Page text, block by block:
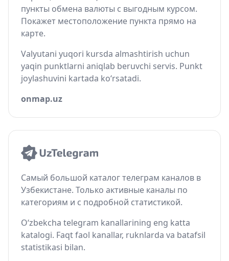
пункты обмена валюты с выгодным курсом.
Покажет местоположение пункта прямо на
карте.
Valyutani yuqori kursda almashtirish uchun
yaqin punktlarni aniqlab beruvchi servis. Punkt
joylashuvini kartada ko‘rsatadi.
onmap.uz
Самый большой каталог телеграм каналов в
Узбекистане. Только активные каналы по
категориям и с подробной статистикой.
O‘zbekcha telegram kanallarining eng katta
katalogi. Faqt faol kanallar, ruknlarda va batafsil
statistikasi bilan.